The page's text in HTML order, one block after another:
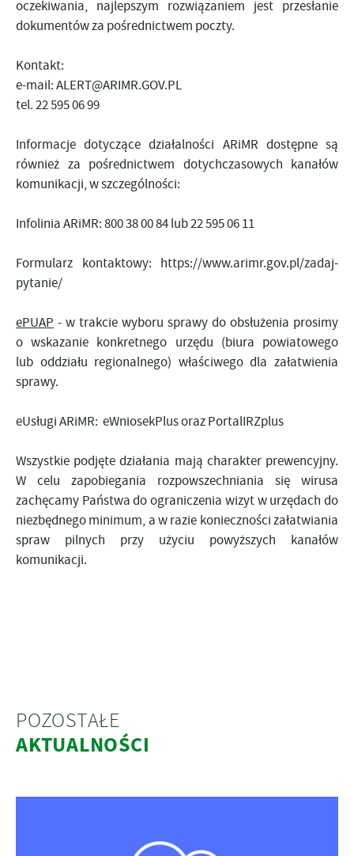
oczekiwania, najlepszym rozwiązaniem jest przesłanie
dokumentów za pośrednictwem poczty.
Kontakt:
e-mail:ALERT@ARIMR.GOV.PL
tel. 22 595 06 99
Informacje dotyczące działalności ARiMR dostępne są
również za pośrednictwem dotychczasowych kanałów
komunikacji, w szczególności:
Infolinia ARiMR:800 38 00 84lub22 595 06 11
Formularz kontaktowy: https://www.arimr.gov.pl/zadaj-
pytanie/
ePUAP - w trakcie wyboru sprawy do obsłużenia prosimy
o wskazanie konkretnego urzędu (biura powiatowego
lub oddziału regionalnego) właściwego dla załatwienia
sprawy.
eUsługi ARiMR: eWniosekPlusorazPortalIRZplus
Wszystkie podjęte działania mają charakter prewencyjny.
W celu zapobiegania rozpowszechniania się wirusa
zachęcamy Państwa do ograniczenia wizyt w urzędach do
niezbędnego minimum, a w razie konieczności załatwiania
spraw pilnych przy użyciu powyższych kanałów
komunikacji.
POZOSTAŁE
AKTUALNOŚCI